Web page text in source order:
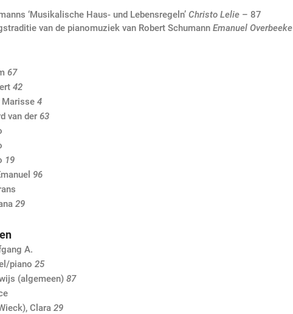
‘Musikalische Haus- und Lebensregeln’ Christo Lelie – 87
van de pianomuziek van Robert Schumann Emanuel Overbeeke
67
42
Marisse 4
van der 63
19
96
29
A.
piano 25
(algemeen) 87
Clara 29